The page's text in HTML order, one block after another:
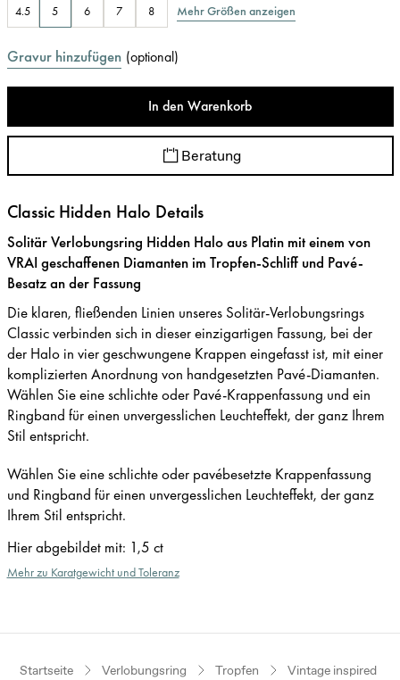
4.5 5 6 7 8 Mehr Größen anzeigen
Gravur hinzufügen (optional)
In den Warenkorb
Beratung
Classic Hidden Halo Details
Solitär Verlobungsring Hidden Halo aus Platin mit einem von
VRAI geschaffenen Diamanten im Tropfen-Schliff und Pavé-
Besatz an der Fassung
Die klaren, fließenden Linien unseres Solitär-Verlobungsrings
Classic verbinden sich in dieser einzigartigen Fassung, bei der
der Halo in vier geschwungene Krappen eingefasst ist, mit einer
komplizierten Anordnung von handgesetzten Pavé-Diamanten.
Wählen Sie eine schlichte oder Pavé-Krappenfassung und ein
Ringband für einen unvergesslichen Leuchteffekt, der ganz Ihrem
Stil entspricht.
Wählen Sie eine schlichte oder pavébesetzte Krappenfassung
und Ringband für einen unvergesslichen Leuchteffekt, der ganz
Ihrem Stil entspricht.
Hier abgebildet mit: 1,5 ct
Mehr zu Karatgewicht und Toleranz
Startseite Verlobungsring Tropfen Vintage inspired